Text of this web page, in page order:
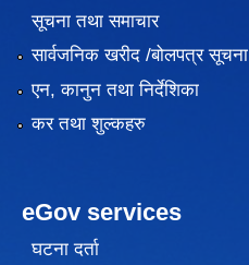
सूचना तथा समाचार
सार्वजनिक खरीद /बोलपत्र सूचना
एन, कानुन तथा निर्देशिका
कर तथा शुल्कहरु
eGov services
घटना दर्ता